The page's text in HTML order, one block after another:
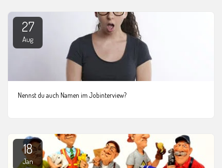
27
Aug
Nennst du auch Namen im Jobinterview?
18
Jan